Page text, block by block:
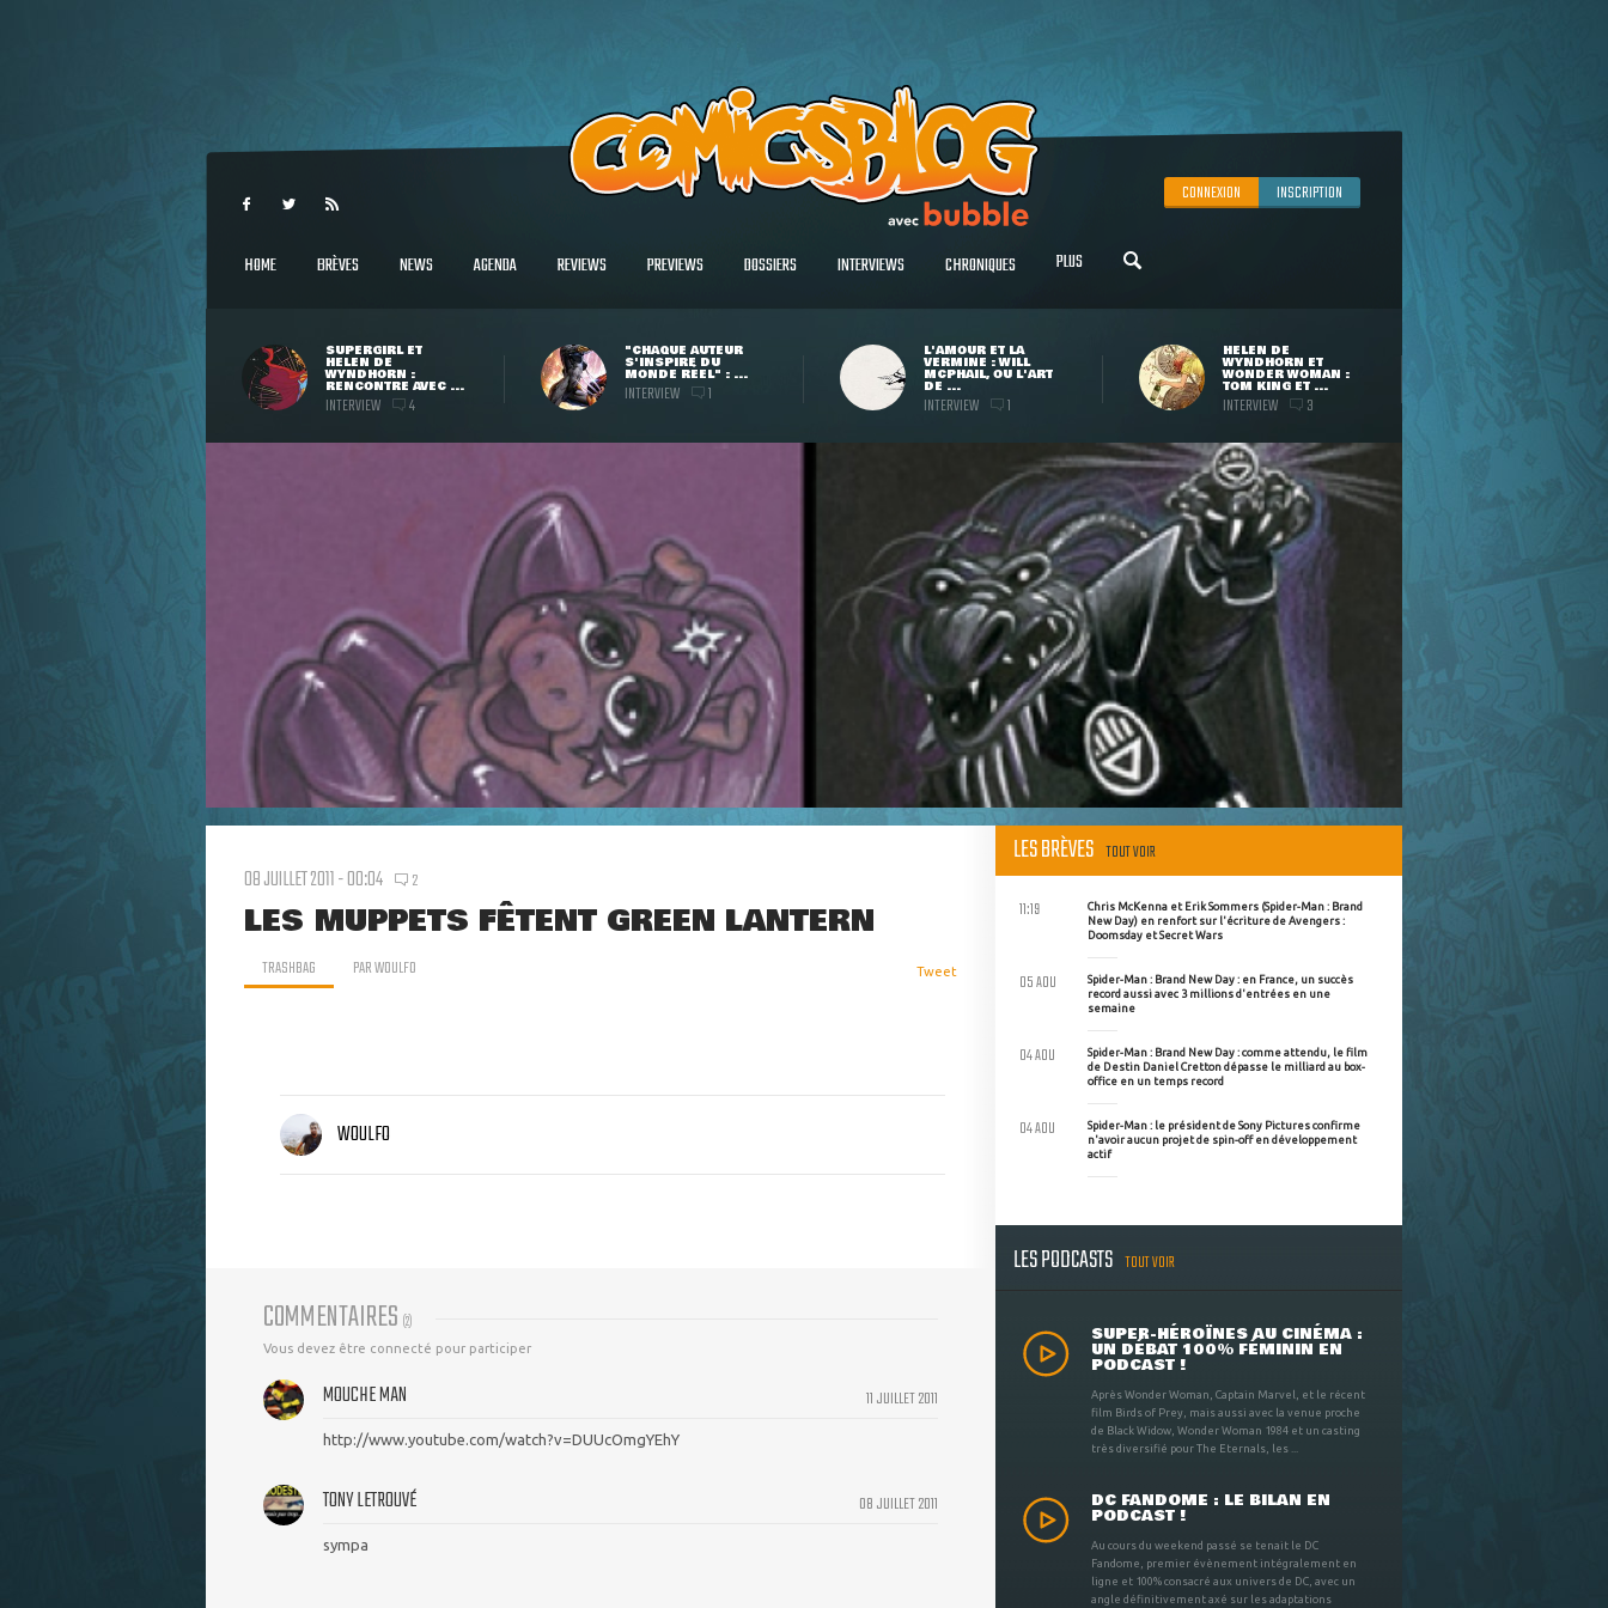
CONNEXION INSCRIPTION
HOME BRÈVES NEWS AGENDA REVIEWS PREVIEWS DOSSIERS INTERVIEWS CHRONIQUES PLUS
SUPERGIRL ET
HELEN DE
WYNDHORN :
RENCONTRE AVEC ...
INTERVIEW 4
"CHAQUE AUTEUR
S'INSPIRE DU
MONDE RÉEL" : ...
INTERVIEW 1
L'AMOUR ET LA
VERMINE : WILL
MCPHAIL, OU L'ART
DE ...
INTERVIEW 1
HELEN DE
WYNDHORN ET
WONDER WOMAN :
TOM KING ET ...
INTERVIEW 3
08 JUILLET 2011 - 00:04 2
LES MUPPETS FÊTENT GREEN LANTERN
TRASHBAG PARWOULFO Tweet
WOULFO
COMMENTAIRES (2)
Vous devez être connecté pour participer
11 JUILLET 2011
MOUCHE MAN
http://www.youtube.com/watch?v=DUUcOmgYEhY
08 JUILLET 2011
TONY LETROUVÉ
sympa
LES BRÈVES TOUT VOIR
Chris McKenna et Erik Sommers (Spider-Man : Brand
New Day) en renfort sur l'écriture de Avengers :
Doomsday et Secret Wars
11:19
Spider-Man : Brand New Day : en France, un succès
record aussi avec 3 millions d'entrées en une
semaine
05 AOU
Spider-Man : Brand New Day : comme attendu, le film
de Destin Daniel Cretton dépasse le milliard au box-
office en un temps record
04 AOU
Spider-Man : le président de Sony Pictures confirme
n'avoir aucun projet de spin-off en développement
actif
04 AOU
LES PODCASTS TOUT VOIR
SUPER-HÉROÏNES AU CINÉMA :
UN DÉBAT 100% FÉMININ EN
PODCAST !
Après Wonder Woman, Captain Marvel, et le récent
film Birds of Prey, mais aussi avec la venue proche
de Black Widow, Wonder Woman 1984 et un casting
très diversifié pour The Eternals, les ...
DC FANDOME : LE BILAN EN
PODCAST !
Au cours du weekend passé se tenait le DC
Fandome, premier évènement intégralement en
ligne et 100% consacré aux univers de DC, avec un
angle définitivement axé sur les adaptations